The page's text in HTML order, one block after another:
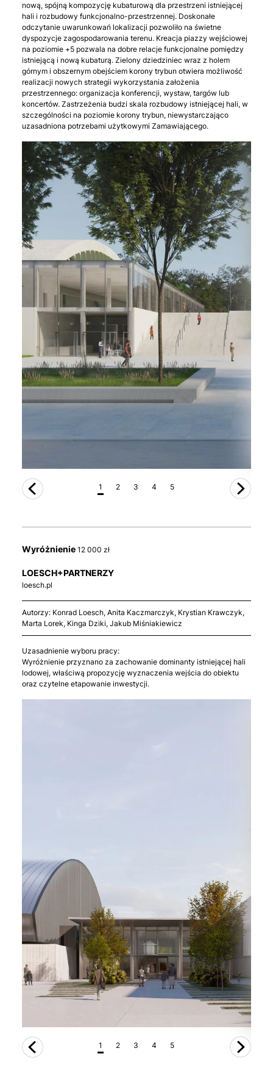
1 2 3 4 5
nową, spójną kompozycję kubaturową dla przestrzeni istniejącej
hali i rozbudowy funkcjonalno-przestrzennej. Doskonałe
odczytanie uwarunkowań lokalizacji pozwoliło na świetne
dyspozycje zagospodarowania terenu. Kreacja piazzy wejściowej
na poziomie +5 pozwala na dobre relacje funkcjonalne pomiędzy
istniejącą i nową kubaturą. Zielony dziedziniec wraz z holem
górnym i obszernym obejściem korony trybun otwiera możliwość
realizacji nowych strategii wykorzystania założenia
przestrzennego: organizacja konferencji, wystaw, targów lub
koncertów. Zastrzeżenia budzi skala rozbudowy istniejącej hali, w
szczególności na poziomie korony trybun, niewystarczająco
uzasadniona potrzebami użytkowymi Zamawiającego.
1 2 3 4 5
Wyróżnienie 12 000 zł
LOESCH+PARTNERZY
loesch.pl
Autorzy: Konrad Loesch, Anita Kaczmarczyk, Krystian Krawczyk,
Marta Lorek, Kinga Dziki, Jakub Miśniakiewicz
Uzasadnienie wyboru pracy:
Wyróżnienie przyznano za zachowanie dominanty istniejącej hali
lodowej, właściwą propozycję wyznaczenia wejścia do obiektu
oraz czytelne etapowanie inwestycji.